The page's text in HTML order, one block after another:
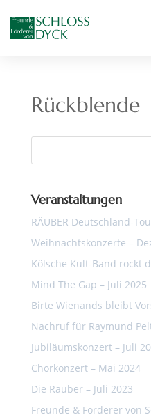
Rückblende
Veranstaltungen
RÄUBER Deutschland-
Weihnachtskonzerte –
Kölsche Kult-Band rockt
Mind The Gap – Juli 2025
Birte Wienands bleibt
Nachruf für Raymund
Jubiläumskonzert – Juli
Chorkonzert – Mai 2024
Die Räuber – Juli 2023
Freunde & Förderer von